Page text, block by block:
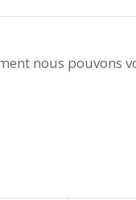
nous pouvons